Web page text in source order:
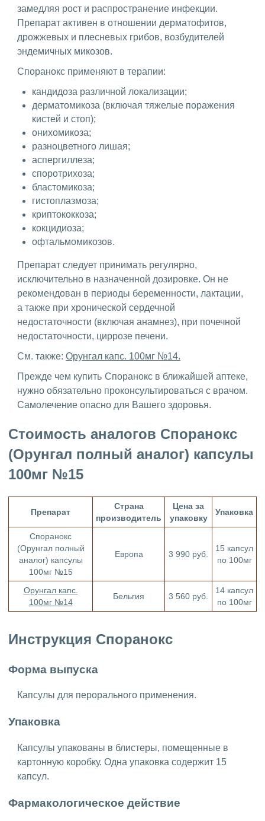
замедляя рост и распространение инфекции.
Препарат активен в отношении дерматофитов,
дрожжевых и плесневых грибов, возбудителей
эндемичных микозов.
Споранокс применяют в терапии:
кандидоза различной локализации;
дерматомикоза (включая тяжелые поражения
кистей и стоп);
онихомикоза;
разноцветного лишая;
аспергиллеза;
споротрихоза;
бластомикоза;
гистоплазмоза;
криптококкоза;
кокцидиоза;
офтальмомикозов.
Препарат следует принимать регулярно,
исключительно в назначенной дозировке. Он не
рекомендован в периоды беременности, лактации,
а также при хронической сердечной
недостаточности (включая анамнез), при почечной
недостаточности, циррозе печени.
См. также: Орунгал капс. 100мг №14.
Прежде чем купить Споранокс в ближайшей аптеке,
нужно обязательно проконсультироваться с врачом.
Самолечение опасно для Вашего здоровья.
Стоимость аналогов Споранокс
(Орунгал полный аналог) капсулы
100мг №15
Препарат
Страна
производитель
Цена за
упаковку
Упаковка
Споранокс
(Орунгал полный
аналог) капсулы
100мг №15
Европа 3 990 руб.
15 капсул
по 100мг
Орунгал капс.
100мг №14
Бельгия 3 560 руб.
14 капсул
по 100мг
Инструкция Споранокс
Форма выпуска
Капсулы для перорального применения.
Упаковка
Капсулы упакованы в блистеры, помещенные в
картонную коробку. Одна упаковка содержит 15
капсул.
Фармакологическое действие